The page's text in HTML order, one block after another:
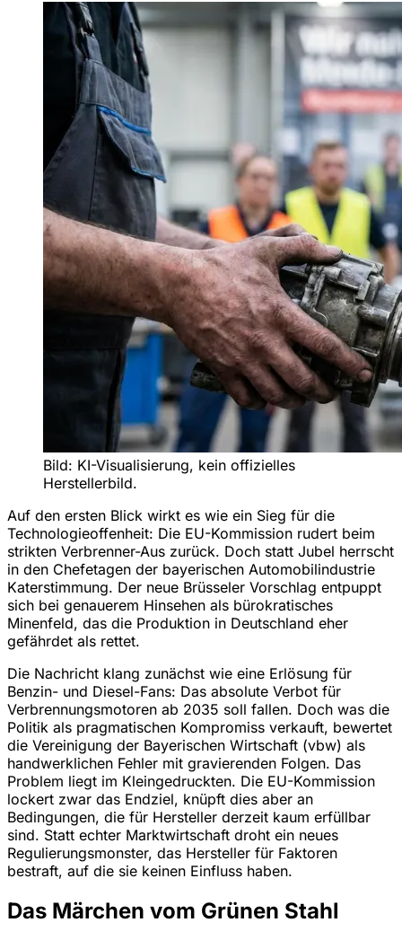
Bild: KI-Visualisierung, kein offizielles
Herstellerbild.
Auf den ersten Blick wirkt es wie ein Sieg für die
Technologieoffenheit: Die EU-Kommission rudert beim
strikten Verbrenner-Aus zurück. Doch statt Jubel herrscht
in den Chefetagen der bayerischen Automobilindustrie
Katerstimmung. Der neue Brüsseler Vorschlag entpuppt
sich bei genauerem Hinsehen als bürokratisches
Minenfeld, das die Produktion in Deutschland eher
gefährdet als rettet.
Die Nachricht klang zunächst wie eine Erlösung für
Benzin- und Diesel-Fans: Das absolute Verbot für
Verbrennungsmotoren ab 2035 soll fallen. Doch was die
Politik als pragmatischen Kompromiss verkauft, bewertet
die Vereinigung der Bayerischen Wirtschaft (vbw) als
handwerklichen Fehler mit gravierenden Folgen. Das
Problem liegt im Kleingedruckten. Die EU-Kommission
lockert zwar das Endziel, knüpft dies aber an
Bedingungen, die für Hersteller derzeit kaum erfüllbar
sind. Statt echter Marktwirtschaft droht ein neues
Regulierungsmonster, das Hersteller für Faktoren
bestraft, auf die sie keinen Einfluss haben.
Das Märchen vom Grünen Stahl